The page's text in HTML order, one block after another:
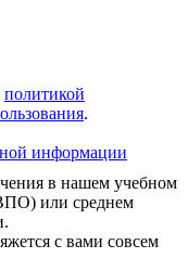
политикой
.
информации
в нашем учебном
или среднем
с вами совсем